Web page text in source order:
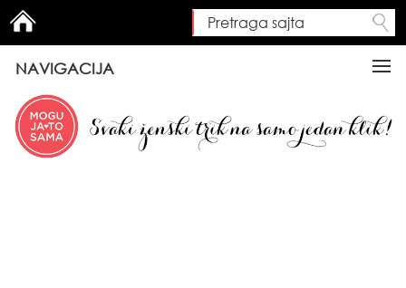
Search form
Pretraga sajta
NAVIGACIJA